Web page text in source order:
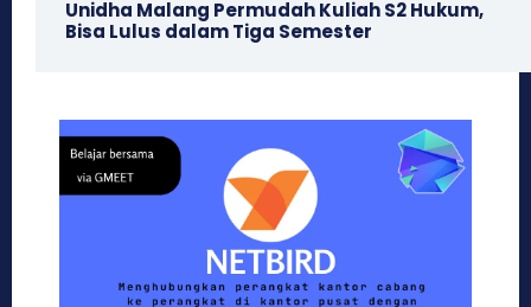
Unidha Malang Permudah Kuliah S2 Hukum,
Bisa Lulus dalam Tiga Semester